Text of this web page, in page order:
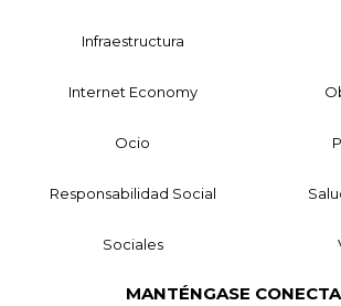
Infraestructura
Internet Economy
Ocio
Responsabilidad Social
Sociales
MANTÉNGASE